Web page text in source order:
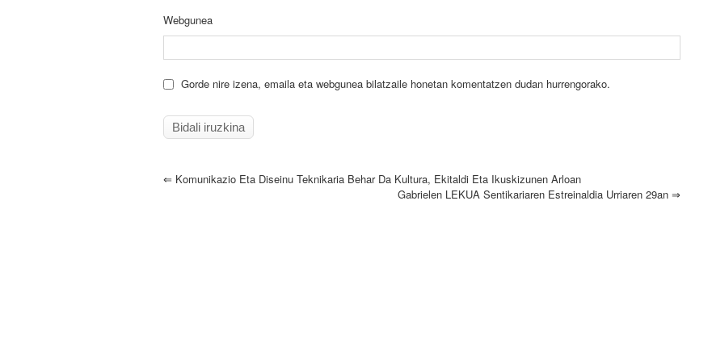
Webgunea
Gorde nire izena, emaila eta webgunea bilatzaile honetan komentatzen dudan hurrengorako.
⇐ Komunikazio Eta Diseinu Teknikaria Behar Da Kultura, Ekitaldi Eta Ikuskizunen Arloan
Gabrielen LEKUA Sentikariaren Estreinaldia Urriaren 29an ⇒